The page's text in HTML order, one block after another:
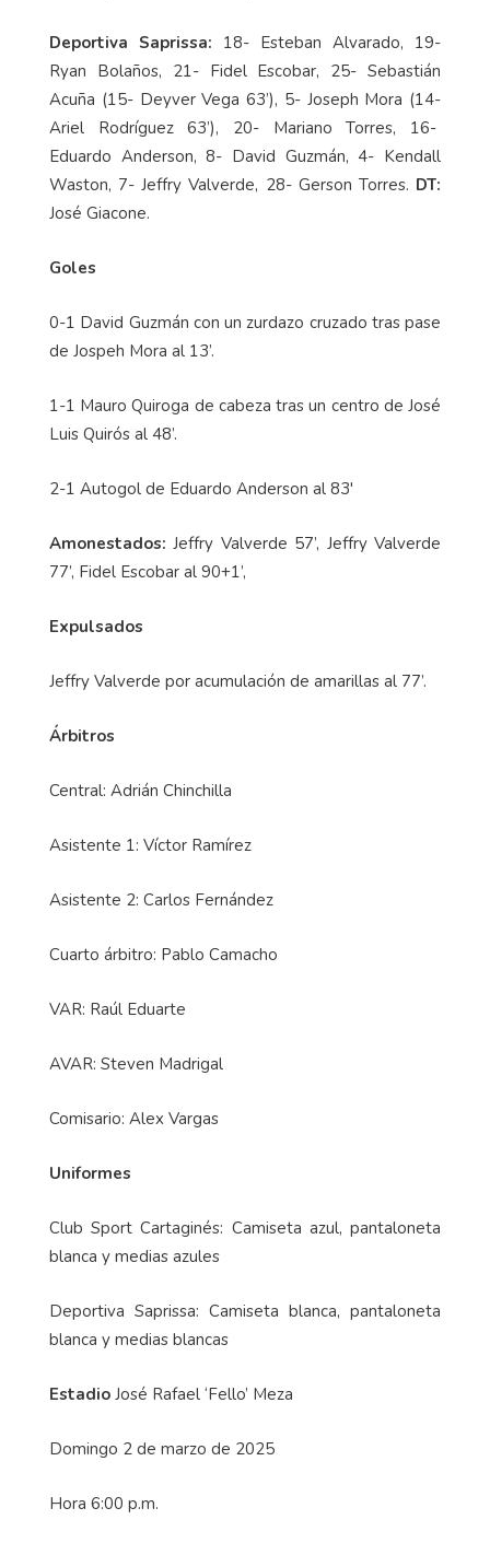
Deportiva Saprissa: 18- Esteban Alvarado, 19-
Ryan Bolaños, 21- Fidel Escobar, 25- Sebastián
Acuña (15- Deyver Vega 63’), 5- Joseph Mora (14-
Ariel Rodríguez 63’), 20- Mariano Torres, 16-
Eduardo Anderson, 8- David Guzmán, 4- Kendall
Waston, 7- Jeffry Valverde, 28- Gerson Torres. DT:
José Giacone.
Goles
0-1 David Guzmán con un zurdazo cruzado tras pase
de Jospeh Mora al 13’.
1-1 Mauro Quiroga de cabeza tras un centro de José
Luis Quirós al 48’.
2-1 Autogol de Eduardo Anderson al 83'
Amonestados: Jeffry Valverde 57’, Jeffry Valverde
77’, Fidel Escobar al 90+1’,
Expulsados
Jeffry Valverde por acumulación de amarillas al 77’.
Árbitros
Central: Adrián Chinchilla
Asistente 1: Víctor Ramírez
Asistente 2: Carlos Fernández
Cuarto árbitro: Pablo Camacho
VAR: Raúl Eduarte
AVAR: Steven Madrigal
Comisario: Alex Vargas
Uniformes
Club Sport Cartaginés: Camiseta azul, pantaloneta
blanca y medias azules
Deportiva Saprissa: Camiseta blanca, pantaloneta
blanca y medias blancas
Estadio José Rafael ‘Fello’ Meza
Domingo 2 de marzo de 2025
Hora 6:00 p.m.